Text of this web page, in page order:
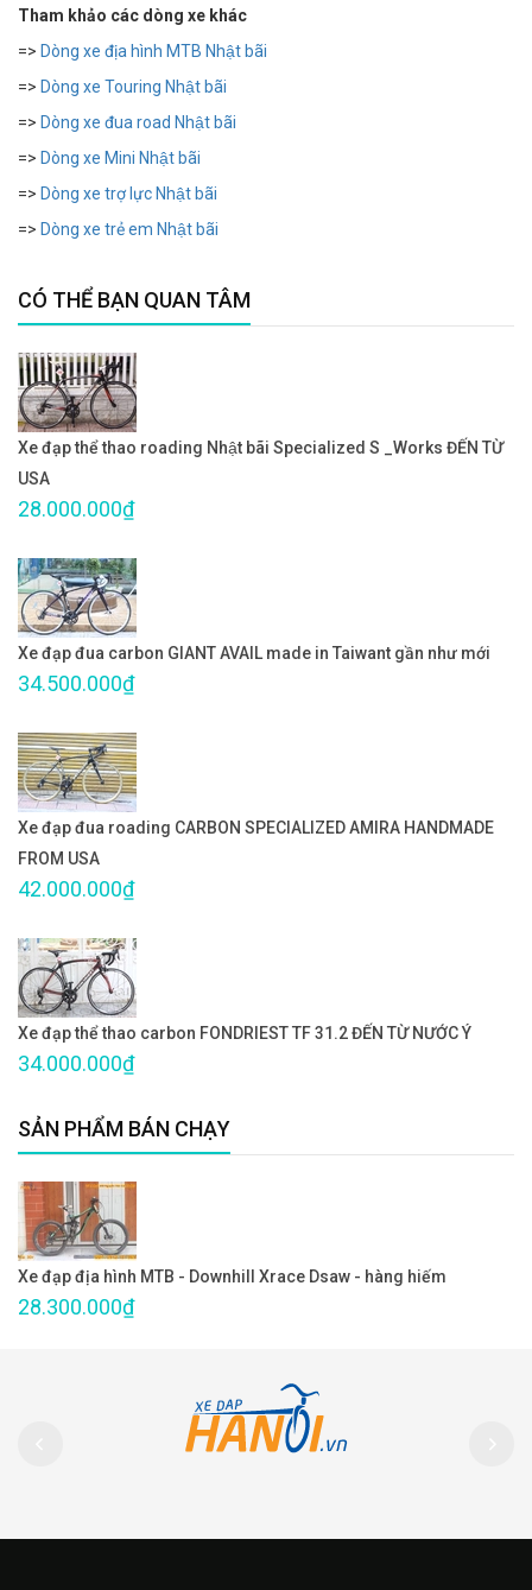
Tham khảo các dòng xe khác
=> Dòng xe địa hình MTB Nhật bãi
=> Dòng xe Touring Nhật bãi
=> Dòng xe đua road Nhật bãi
=> Dòng xe Mini Nhật bãi
=> Dòng xe trợ lực Nhật bãi
=> Dòng xe trẻ em Nhật bãi
CÓ THỂ BẠN QUAN TÂM
Xe đạp thể thao roading Nhật bãi Specialized S _Works ĐẾN TỪ
USA
28.000.000₫
Xe đạp đua carbon GIANT AVAIL made in Taiwant gần như mới
34.500.000₫
Xe đạp đua roading CARBON SPECIALIZED AMIRA HANDMADE
FROM USA
42.000.000₫
Xe đạp thể thao carbon FONDRIEST TF 31.2 ĐẾN TỪ NƯỚC Ý
34.000.000₫
SẢN PHẨM BÁN CHẠY
Xe đạp địa hình MTB - Downhill Xrace Dsaw - hàng hiếm
28.300.000₫